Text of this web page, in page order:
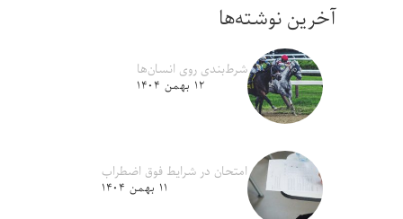
آخرین نوشته‌ها
شرط‌بندی روی انسان‌ها
۱۲ بهمن ۱۴۰۴
امتحان در شرایط فوق اضطراب
۱۱ بهمن ۱۴۰۴